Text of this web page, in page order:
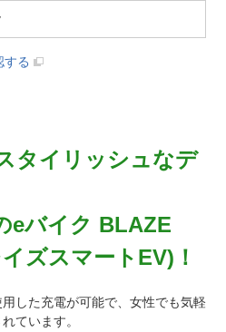
する
タイリッシュなデ
eバイク BLAZE
ズスマートEV)！
した充電が可能で、女性でも気軽
ています。